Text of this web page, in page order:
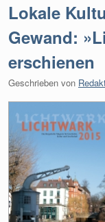
Lokale
Gewand:
erschienen
Geschrieben von